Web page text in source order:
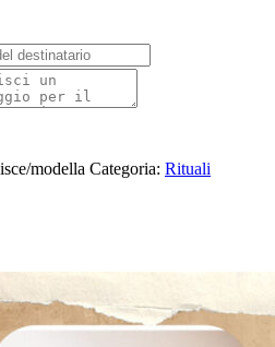
modella Categoria: Rituali